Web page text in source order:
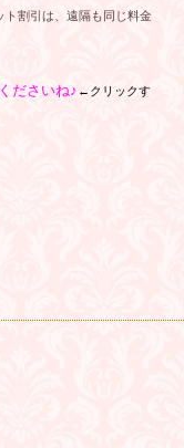
ト割引は、遠隔も同じ料金
ださいね♪ ←クリックす